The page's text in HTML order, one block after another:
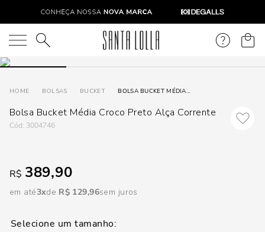
O que você está procurando?
BOLSAS BUCKET BOLSA BUCKET MÉDIA CROCO PRETO ALÇA CORRENTE
Bolsa Bucket Média Croco Preto Alça Corrente
: 3004746
R$ 389,90
em até3 R$ 129,96sem juros